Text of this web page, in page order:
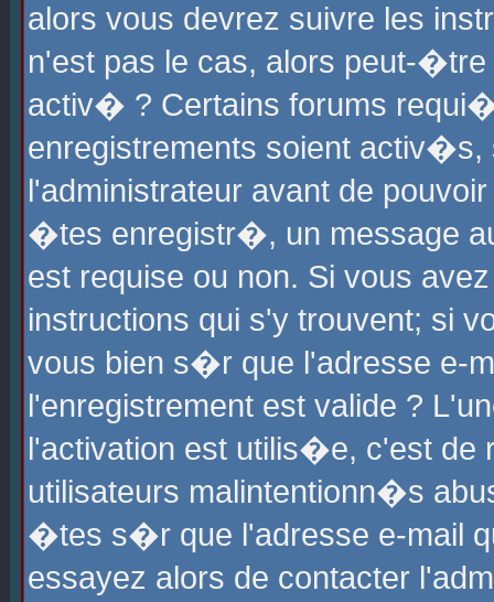
alors vous devrez suivre les
n'est pas le cas, alors peut-
activ� ? Certains forums
enregistrements soient
l'administrateur avant de
�tes enregistr�, un message
est requise ou non. Si vous
instructions qui s'y trouvent; si
vous bien s�r que l'adresse e-
l'enregistrement est valide ?
l'activation est utilis�e, c'est
utilisateurs malintentionn�s
�tes s�r que l'adresse e-mail
essayez alors de contacter